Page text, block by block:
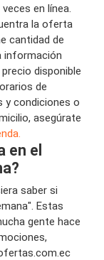
en línea.
la oferta
cantidad de
información
disponible
de
y condiciones o
asegúrate
en el
saber si
Estas
gente hace